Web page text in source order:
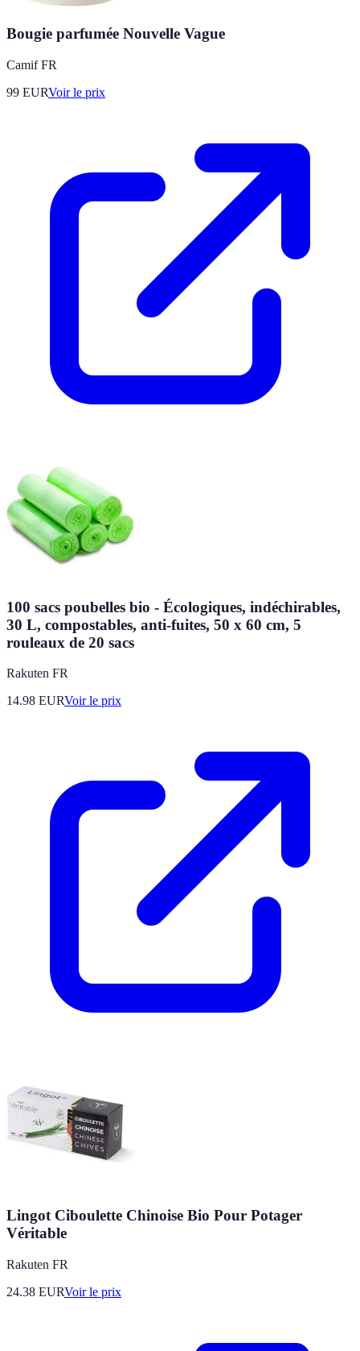
Bougie parfumée Nouvelle Vague
Camif FR
99 EURVoir le prix
100 sacs poubelles bio - Écologiques, indéchirables,
30 L, compostables, anti-fuites, 50 x 60 cm, 5
rouleaux de 20 sacs
Rakuten FR
14.98 EURVoir le prix
Lingot Ciboulette Chinoise Bio Pour Potager
Véritable
Rakuten FR
24.38 EURVoir le prix